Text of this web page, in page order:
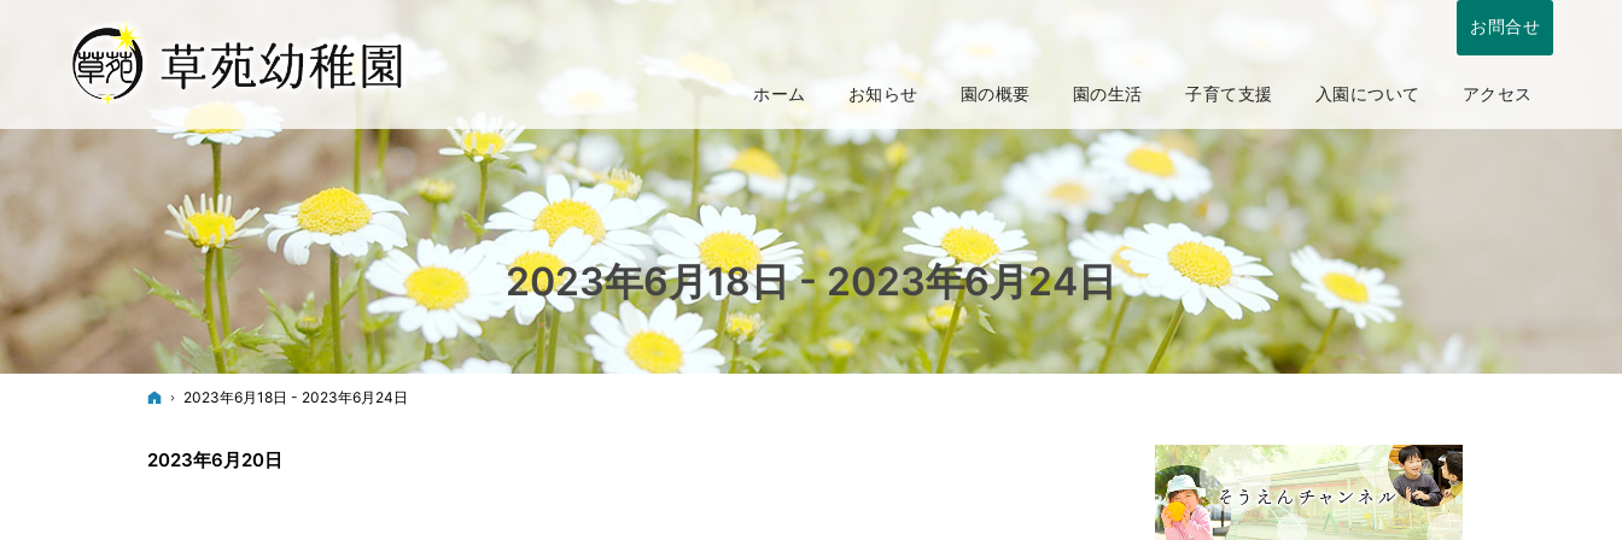
2023年6月18日 - 2023年6月24日
ホーム
2023年6月18日 - 2023年6月24日
2023年6月20日
お問合せ
ホーム お知らせ 園の概要 園の生活 子育て支援 入園について アクセス